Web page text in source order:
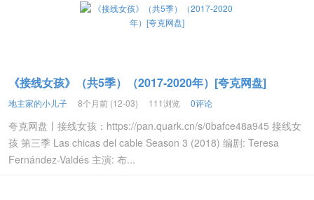
《接线女孩》（共5季）（2017-2020年）[夸克网盘]
地主家的小儿子 8个月前 (12-03) 111浏览 0评论
夸克网盘丨接线女孩：https://pan.quark.cn/s/0bafce48a945 接线女
孩 第三季 Las chicas del cable Season 3 (2018) 编剧: Teresa
Fernández-Valdés 主演: 布...